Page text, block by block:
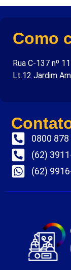
Como
Rua C-137 nº
Lt.12 Jardim
0800 878
(62)
(62)